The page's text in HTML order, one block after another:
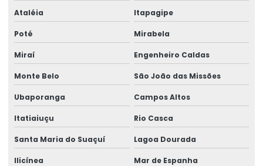
Ataléia Itapagipe
Poté Mirabela
Miraí Engenheiro Caldas
Monte Belo São João das Missões
Ubaporanga Campos Altos
Itatiaiuçu Rio Casca
Santa Maria do Suaçuí Lagoa Dourada
Ilicínea Mar de Espanha